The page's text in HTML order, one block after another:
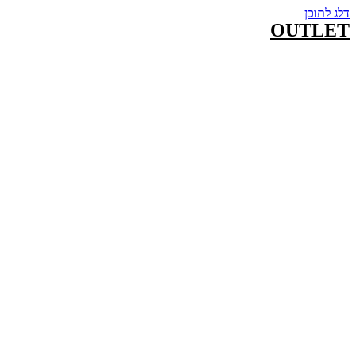
דלג לתוכן
OUTLET